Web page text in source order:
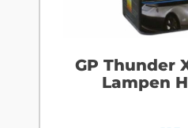
GP Thunder
Lampen